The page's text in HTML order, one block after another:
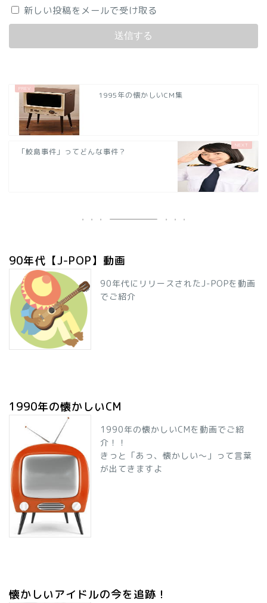
新しい投稿をメールで受け取る
1995年の懐かしいCM集
「鮫島事件」ってどんな事件？
90年代【J-POP】動画
90年代にリリースされたJ-POPを動画
でご紹介
1990年の懐かしいCM
1990年の懐かしいCMを動画でご紹
介！！
きっと「あっ、懐かしい～」って言葉
が出てきますよ
懐かしいアイドルの今を追跡！